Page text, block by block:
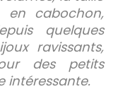
en cabochon,
quelques
ravissants,
des petits
intéressante.